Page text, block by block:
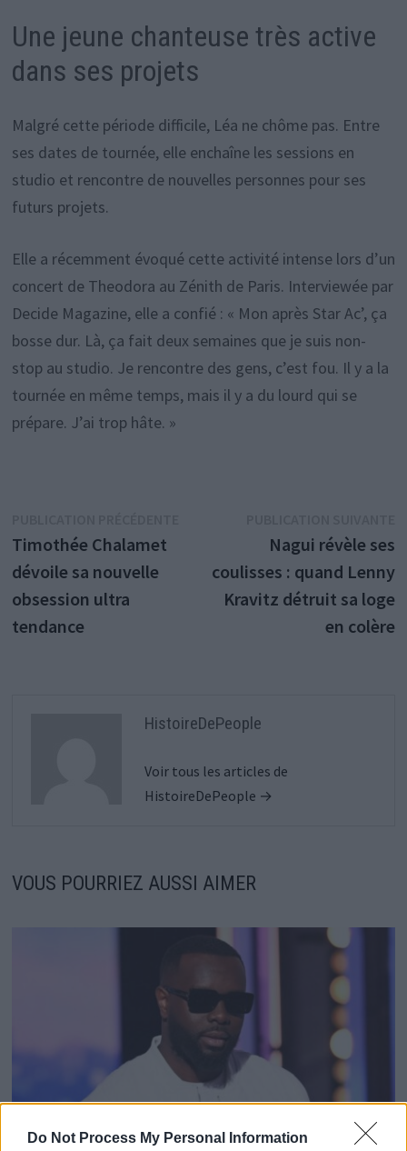
Do Not Process My Personal Information
Une jeune chanteuse très active
dans ses projets
Malgré cette période difficile, Léa ne chôme pas. Entre
ses dates de tournée, elle enchaîne les sessions en
studio et rencontre de nouvelles personnes pour ses
futurs projets.
Elle a récemment évoqué cette activité intense lors d’un
concert de Theodora au Zénith de Paris. Interviewée par
Decide Magazine, elle a confié : « Mon après Star Ac’, ça
bosse dur. Là, ça fait deux semaines que je suis non-
stop au studio. Je rencontre des gens, c’est fou. Il y a la
tournée en même temps, mais il y a du lourd qui se
prépare. J’ai trop hâte. »
de
l’article
Timothée Chalamet
dévoile sa nouvelle
obsession ultra
tendance
Nagui révèle ses
coulisses : quand Lenny
Kravitz détruit sa loge
en colère
HistoireDePeople
Voir tous les articles de
HistoireDePeople →
VOUS POURRIEZ AUSSI AIMER